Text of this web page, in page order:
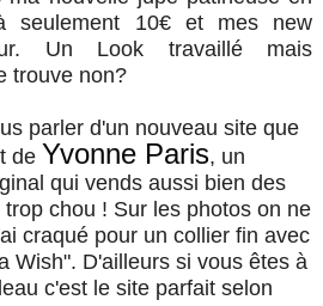
seulement 10€ et mes new
Un Look travaillé mais
trouve non?
parler d'un nouveau site que
de Yvonne Paris, un
qui vends aussi bien des
chou ! Sur les photos on ne
craqué pour un collier fin avec
Wish". D'ailleurs si vous êtes à
c'est le site parfait selon